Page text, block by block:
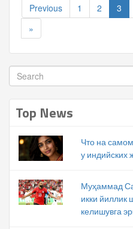
Previous 1 2 3
»
Top News
Что на
у индийских
Муҳаммад
икки
келишувга